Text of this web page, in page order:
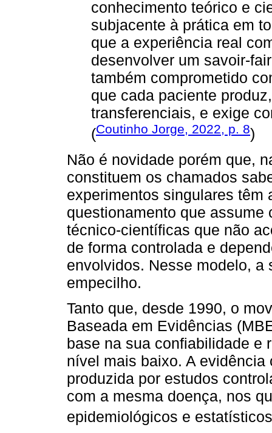
conhecimento teórico e
subjacente à prática em
que a experiência real
desenvolver um savoir-
também comprometido
que cada paciente
transferenciais, e exige
(Coutinho Jorge, 2022, p. 8)
Não é novidade porém que,
constituem os chamados
experimentos singulares têm
questionamento que
técnico-científicas que não
de forma controlada e
envolvidos. Nesse modelo, a
empecilho.
Tanto que, desde 1990, o
Baseada em Evidências
base na sua confiabilidade e
nível mais baixo. A
produzida por estudos
com a mesma doença, nos
epidemiológicos e